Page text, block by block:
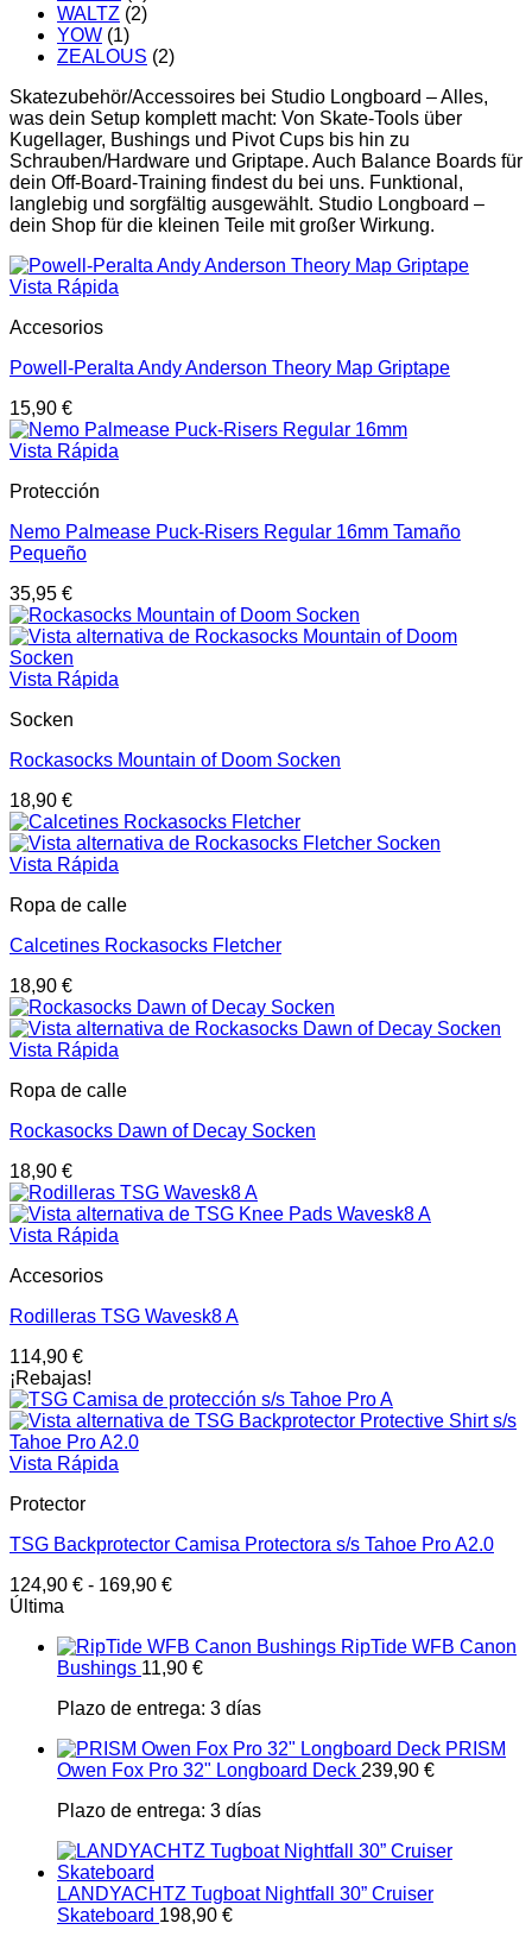
WALTZ (2)
YOW (1)
ZEALOUS (2)
Skatezubehör/Accessoires bei Studio Longboard – Alles,
was dein Setup komplett macht: Von Skate-Tools über
Kugellager, Bushings und Pivot Cups bis hin zu
Schrauben/Hardware und Griptape. Auch Balance Boards für
dein Off-Board-Training findest du bei uns. Funktional,
langlebig und sorgfältig ausgewählt. Studio Longboard –
dein Shop für die kleinen Teile mit großer Wirkung.
Vista Rápida
Accesorios
Powell-Peralta Andy Anderson Theory Map Griptape
15,90 €
Vista Rápida
Protección
Nemo Palmease Puck-Risers Regular 16mm Tamaño
Pequeño
35,95 €
Vista Rápida
Socken
Rockasocks Mountain of Doom Socken
18,90 €
Vista Rápida
Ropa de calle
Calcetines Rockasocks Fletcher
18,90 €
Vista Rápida
Ropa de calle
Rockasocks Dawn of Decay Socken
18,90 €
Vista Rápida
Accesorios
Rodilleras TSG Wavesk8 A
114,90 €
¡Rebajas!
Vista Rápida
Protector
TSG Backprotector Camisa Protectora s/s Tahoe Pro A2.0
124,90 € - 169,90 €
Última
RipTide WFB Canon
Bushings 11,90 €
Plazo de entrega: 3 días
PRISM
Owen Fox Pro 32" Longboard Deck 239,90 €
Plazo de entrega: 3 días
LANDYACHTZ Tugboat Nightfall 30” Cruiser
Skateboard 198,90 €